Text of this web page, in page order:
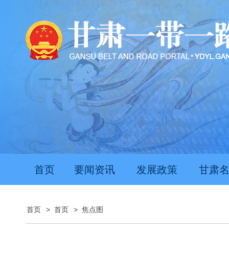
首页 要闻资讯 发展政策 甘肃
首页 > 首页 > 焦点图